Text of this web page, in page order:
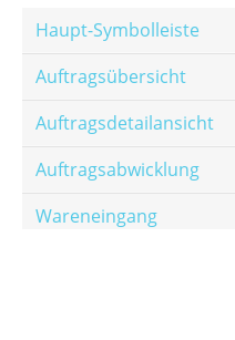
Haupt-Symbolleiste
Auftragsübersicht
Auftragsdetailansicht
Auftragsabwicklung
Wareneingang